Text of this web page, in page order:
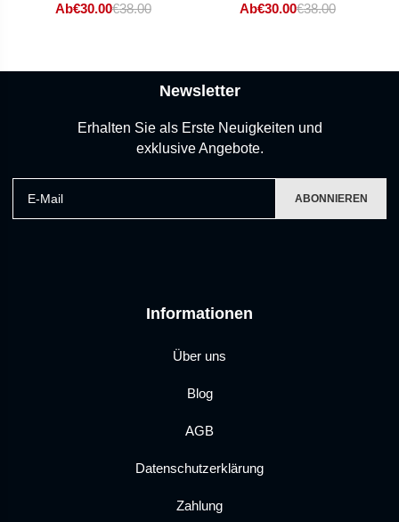
Ab€30.00€38.00
Ab€30.00€38.00
Informationen
Über uns
Blog
AGB
Datenschutzerklärung
Zahlung
Newsletter
Erhalten Sie als Erste Neuigkeiten und
exklusive Angebote.
ABONNIEREN